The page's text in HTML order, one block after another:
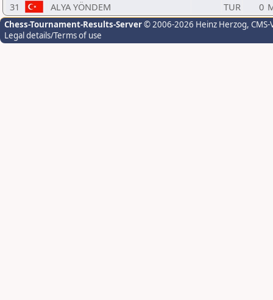
31
ALYA YÖNDEM TUR 0
Chess-Tournament-Results-Server© 2006-2026 Heinz Herzog,
Legal details/Terms of use